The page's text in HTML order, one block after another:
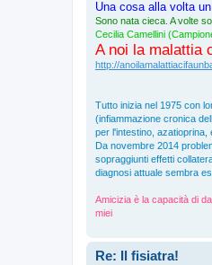
Una cosa alla volta
Sono nata cieca. A volte
Cecilia Camellini
A noi la malattia
http://
Tutto inizia nel 1975 con
(infiammazione cronica
per l'intestino, azatioprina,
Da novembre 2014
sopraggiunti effetti
diagnosi attuale sembra
Amicizia è la capacità di
miei
Re: Il fisiatra!